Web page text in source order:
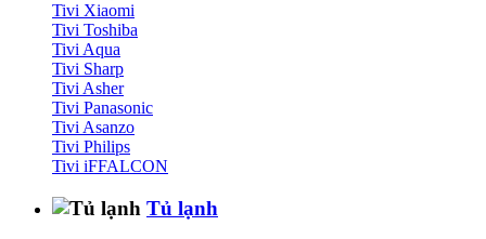
Tivi Xiaomi
Tivi Toshiba
Tivi Aqua
Tivi Sharp
Tivi Asher
Tivi Panasonic
Tivi Asanzo
Tivi Philips
Tivi iFFALCON
Tủ lạnh